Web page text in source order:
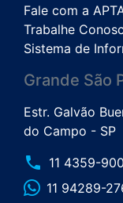
Fale com a
Trabalhe
Sistema de
Grande São
Estr. Galvão
do Campo - SP
phone 11 4359-
11 94289-